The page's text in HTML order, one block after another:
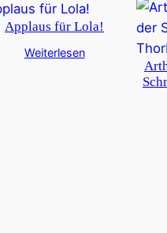
Applaus für Lola!
Weiterlesen